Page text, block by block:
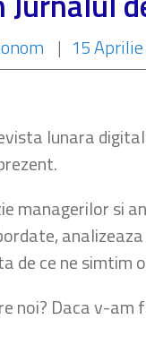
| 15
lunara
managerilor si
de ce ne simtim
noi? Daca v-